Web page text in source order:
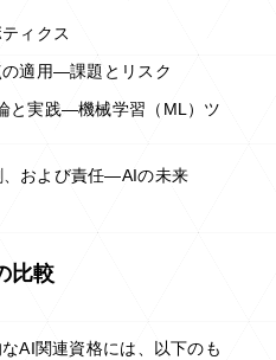
ィクス
適用―課題とリスク
と実践―機械学習（ML）ツ
、および責任―AIの未来
比較
AI関連資格には、以下のも